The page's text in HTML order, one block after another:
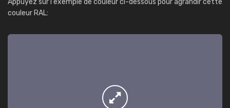
Appuyez sur l'exemple de couleur ci-dessous pour agrandir cette
couleur RAL: